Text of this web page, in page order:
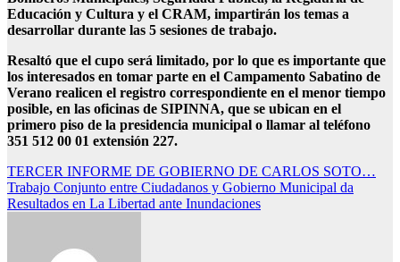
Educación y Cultura y el CRAM, impartirán los temas a
desarrollar durante las 5 sesiones de trabajo.
Resaltó que el cupo será limitado, por lo que es importante que
los interesados en tomar parte en el Campamento Sabatino de
Verano realicen el registro correspondiente en el menor tiempo
posible, en las oficinas de SIPINNA, que se ubican en el
primero piso de la presidencia municipal o llamar al teléfono
351 512 00 01 extensión 227.
Navegación
de
TERCER INFORME DE GOBIERNO DE CARLOS SOTO…
Trabajo Conjunto entre Ciudadanos y Gobierno Municipal da
Resultados en La Libertad ante Inundaciones